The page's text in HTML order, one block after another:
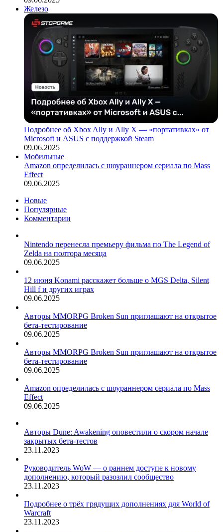
Железо
Подробнее об Xbox Ally и Ally X — «портативках» от
Microsoft и ASUS с поддержкой Steam
09.06.2025
Мобильные
Amazon определилась с шоураннером сериала по Mass
Effect
09.06.2025
Новые
Популярные
Комментарии
Nintendo перенесла премьеру фильма по The Legend of
Zelda на полтора месяца
09.06.2025
12 июня Konami расскажет больше о MGS Delta, Silent
Hill f и других играх
09.06.2025
Авторы MMORPG Broken Sun приглашают на открытое
бета-тестирование
09.06.2025
Авторы MMORPG Broken Sun приглашают на открытое
бета-тестирование
09.06.2025
Amazon определилась с шоураннером сериала по Mass
Effect
09.06.2025
Авторы Dune: Awakening оповестили о скором начале
закрытых бета-тестов
23.11.2023
Руководитель WoW — о раннем доступе к новому
дополнению, который разозлил сообщество
23.11.2023
Подробнее о трёх грядущих дополнениях для World of
Warcraft
23.11.2023